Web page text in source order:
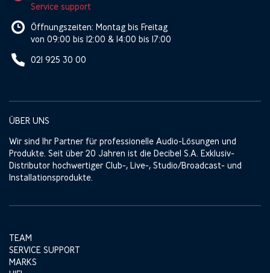
Service support
Öffnungszeiten: Montag bis Freitag
von 09:00 bis 12:00 & 14:00 bis 17:00
021 925 30 00
ÜBER UNS
Wir sind Ihr Partner für professionelle Audio-Lösungen und
Produkte. Seit über 20 Jahren ist die Decibel S.A. Exklusiv-
Distributor hochwertiger Club-, Live-, Studio/Broadcast- und
Installationsprodukte.
TEAM
SERVICE SUPPORT
MARKS